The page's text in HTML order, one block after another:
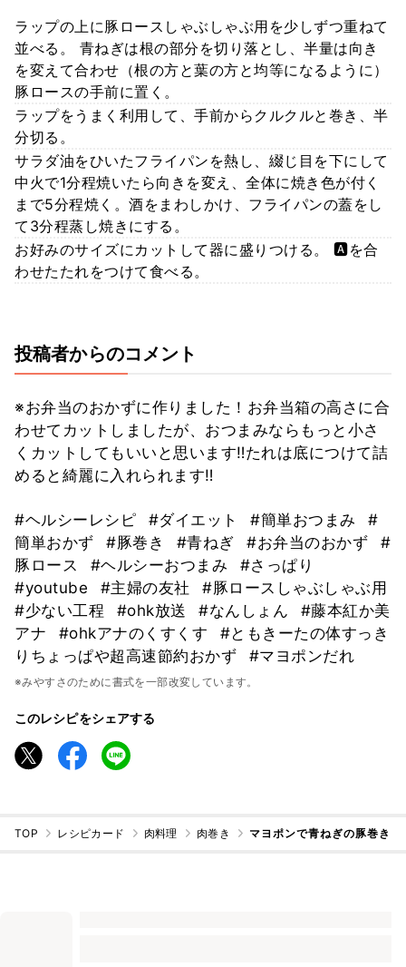
ラップの上に豚ロースしゃぶしゃぶ用を少しずつ重ねて
並べる。 青ねぎは根の部分を切り落とし、半量は向き
を変えて合わせ（根の方と葉の方と均等になるように）
豚ロースの手前に置く。
ラップをうまく利用して、手前からクルクルと巻き、半
分切る。
サラダ油をひいたフライパンを熱し、綴じ目を下にして
中火で1分程焼いたら向きを変え、全体に焼き色が付く
まで5分程焼く。酒をまわしかけ、フライパンの蓋をし
て3分程蒸し焼きにする。
お好みのサイズにカットして器に盛りつける。 🅰️を合
わせたたれをつけて食べる。
投稿者からのコメント
※お弁当のおかずに作りました！お弁当箱の高さに合
わせてカットしましたが、おつまみならもっと小さ
くカットしてもいいと思います‼️たれは底につけて詰
めると綺麗に入れられます‼️
#ヘルシーレシピ #ダイエット #簡単おつまみ
#
簡単おかず
#豚巻き #青ねぎ #お弁当のおかず
#
豚ロース
#ヘルシーおつまみ
#さっぱり
#youtube
#主婦の友社
#豚ロースしゃぶしゃぶ用
#少ない工程
#ohk放送 #なんしょん
#藤本紅か美
アナ
#ohkアナのくすくす
#ともきーたの体すっき
りちょっぱや超高速節約おかず
#マヨポンだれ
※みやすさのために書式を一部改変しています。
このレシピをシェアする
TOP レシピカード 肉料理 肉巻き マヨポンで青ねぎの豚巻き